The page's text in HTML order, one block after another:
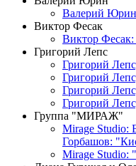
Валерий
Виктор Фесак
Виктор
Григорий Лепс
Григорий
Григорий
Григорий
Григорий
Группа "МИРАЖ"
Mirage Studio:
Горбашов:
Mirage Studio: